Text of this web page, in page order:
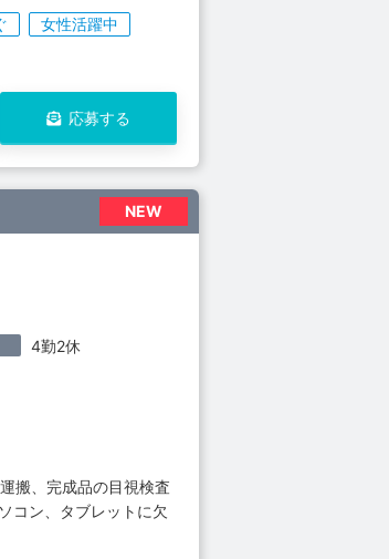
女性活躍中
応募する
NEW
4勤2休
搬、完成品の目視検査
コン、タブレットに欠